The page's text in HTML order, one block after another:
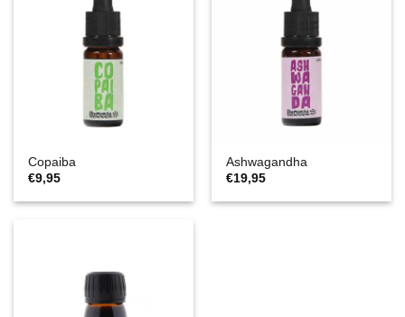
Copaiba
€9,95
Ashwagandha
€19,95